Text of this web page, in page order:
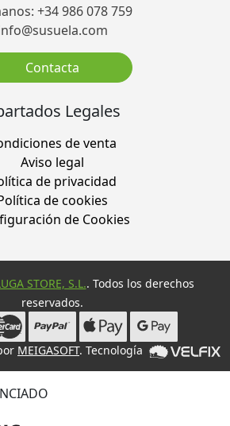
+34 986 078 759
Contacta
Legales
de venta
Aviso legal
de privacidad
de cookies
de Cookies
STORE, S.L.. Todos los derechos
reservados.
MEIGASOFT. Tecnología